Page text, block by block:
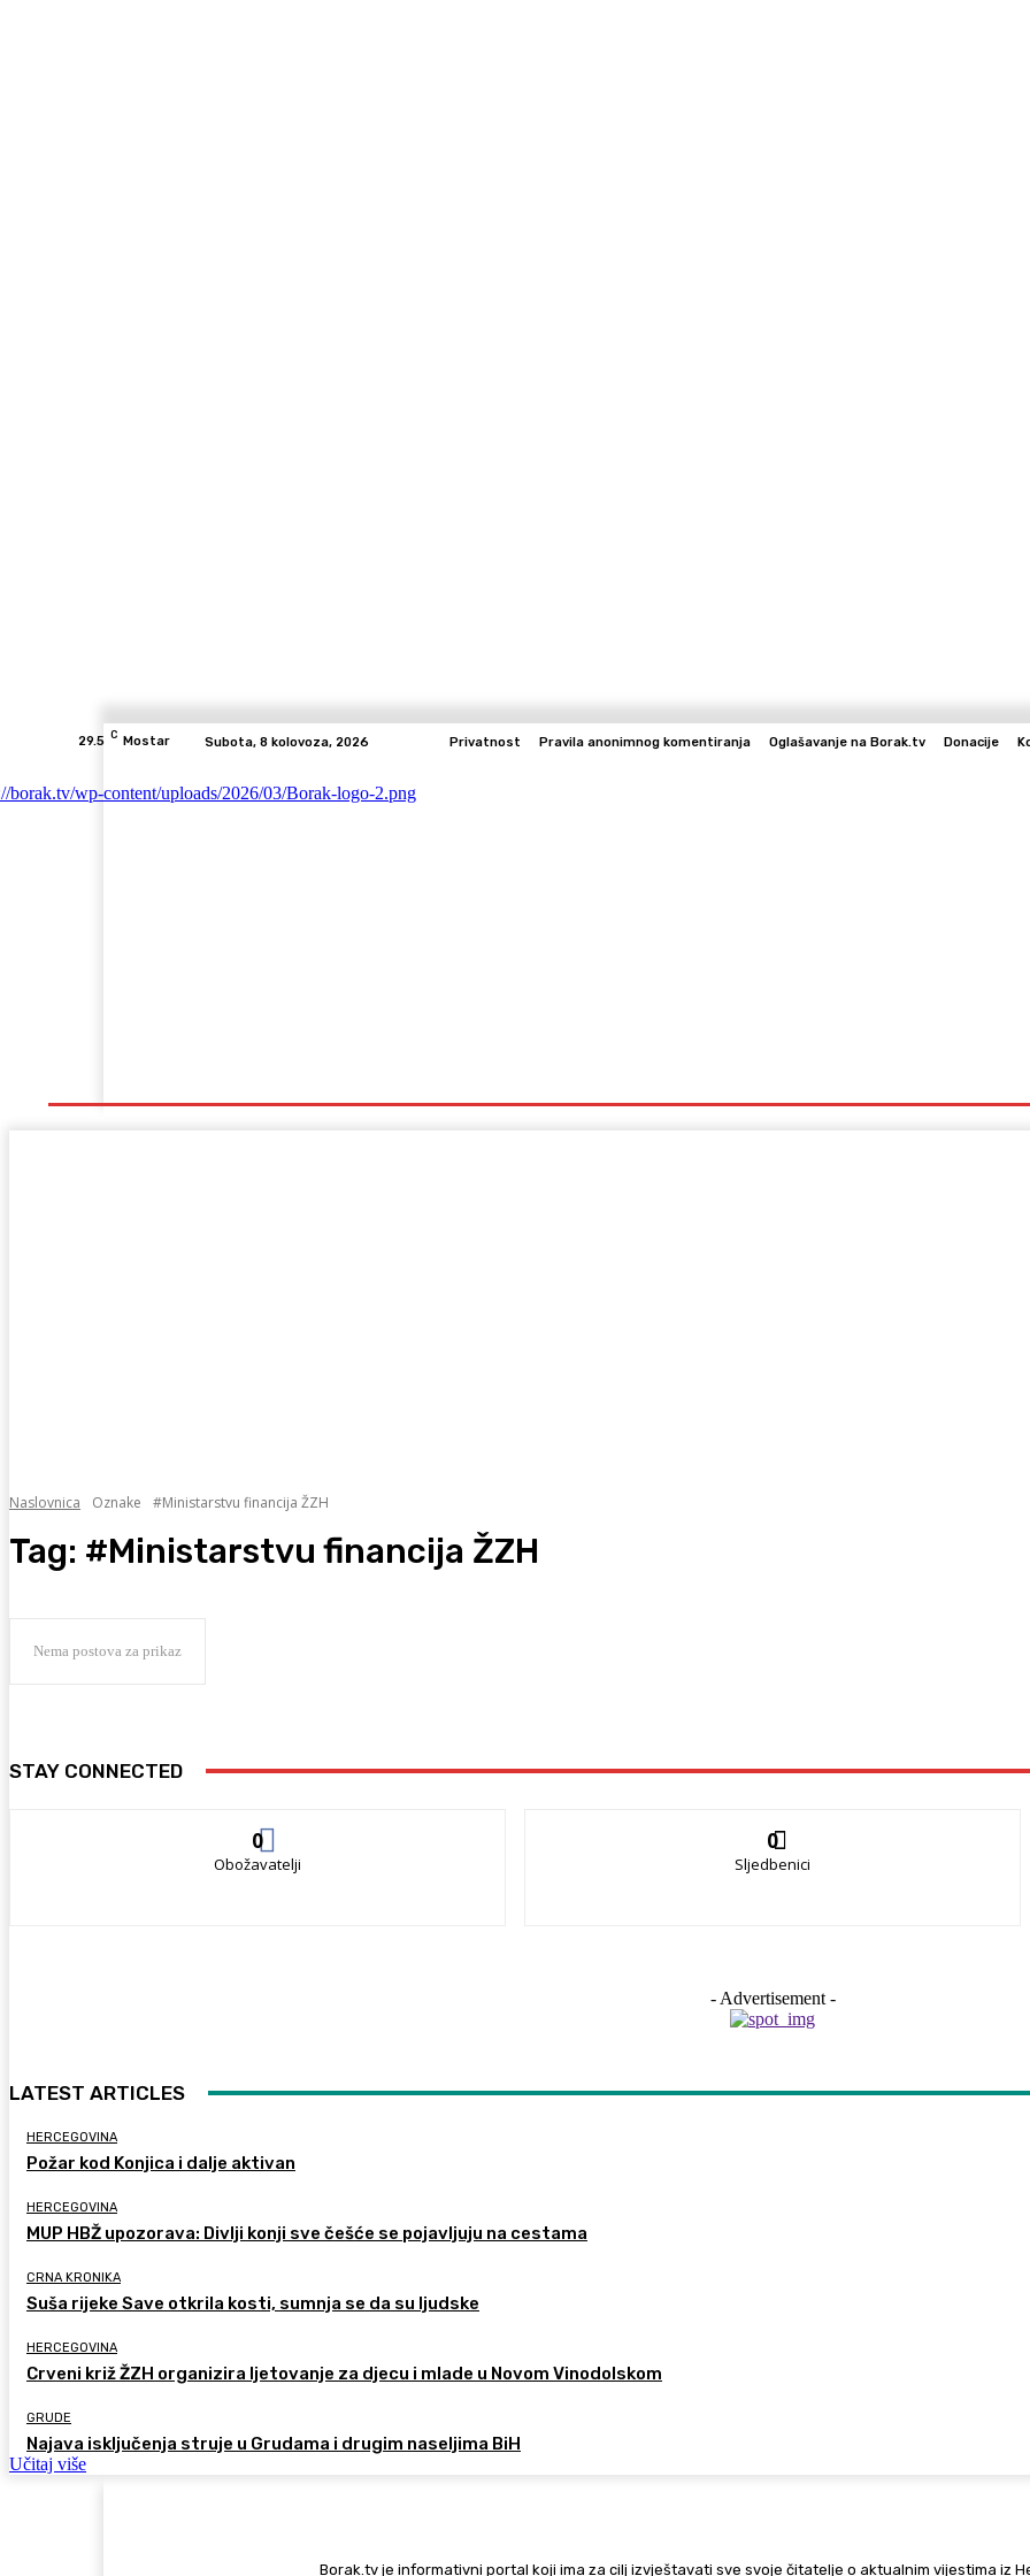
29.5 C Mostar Subota, 8 kolovoza, 2026 Privatnost Pravila anonimnog komentiranja Oglašavanje na Borak.tv Donacije
Naslovnica Oznake #Ministarstvu financija ŽZH
Tag: #Ministarstvu financija ŽZH
Nema postova za prikaz
STAY CONNECTED
0
Obožavatelji
0
Sljedbenici
- Advertisement -
LATEST ARTICLES
HERCEGOVINA
Požar kod Konjica i dalje aktivan
HERCEGOVINA
MUP HBŽ upozorava: Divlji konji sve češće se pojavljuju na cestama
CRNA KRONIKA
Suša rijeke Save otkrila kosti, sumnja se da su ljudske
HERCEGOVINA
Crveni križ ŽZH organizira ljetovanje za djecu i mlade u Novom Vinodolskom
GRUDE
Najava isključenja struje u Grudama i drugim naseljima BiH
Učitaj više
Borak.tv je informativni portal koji ima za cilj izvještavati sve svoje čitatelje o aktualnim vijestima iz